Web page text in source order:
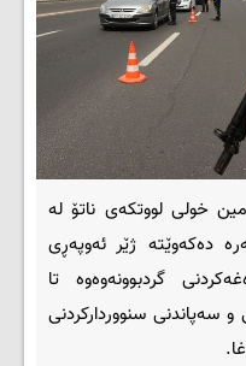
لەگەڵ بەڕێوەچوونی ٣٦ەمین خولی لووتکەی ناتۆ لە
ئەنقەرە دەکەوێتە ژێر ئەوپەڕی
گردبوونەوەوە تا
ئەمنی و سەپاندنی سنووردارکردنی